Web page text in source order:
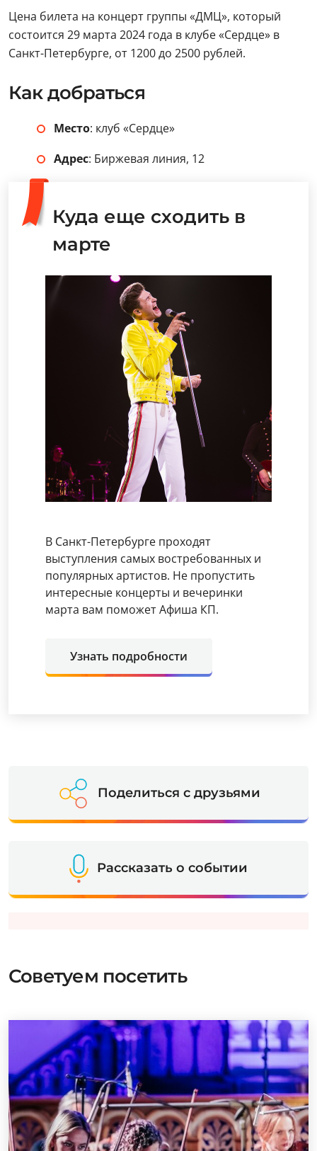
Цена билета на концерт группы «ДМЦ», который
состоится 29 марта 2024 года в клубе «Сердце» в
Санкт-Петербурге, от 1200 до 2500 рублей.
Как добраться
Место: клуб «Сердце»
Адрес: Биржевая линия, 12
Куда еще сходить в
марте
В Санкт-Петербурге проходят
выступления самых востребованных и
популярных артистов. Не пропустить
интересные концерты и вечеринки
марта вам поможет Афиша КП.
Узнать подробности
Поделиться с друзьями
Рассказать о событии
Советуем посетить